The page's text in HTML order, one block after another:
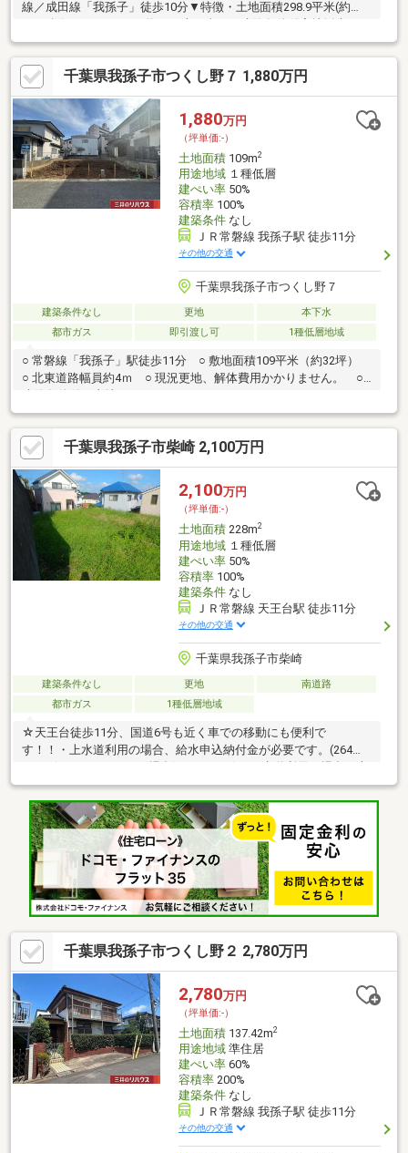
線／成田線「我孫子」徒歩10分▼特徴・土地面積298.9平米(約
ありません・お好きなハウスメーカー・工務店等で建築可能・現
況古家有、詳細はお問い合わせください・都市ガス対応▼周辺環
境・イトーヨーカドー我孫子南口店 徒歩9分(約660m)・我孫子市
立我孫子第一小学校 徒歩9分(約670m)・手賀沼公園 徒歩4分(約
250m)■ ご希望の住まい探しをお手伝いします ━━━━━・・・
物件の詳細・ご相談はお気軽にお問い合わせください。
千葉県我孫子市つくし野７ 1,880万円
1,880万円
（坪単価:-）
土地面積109m2
用途地域１種低層
建ぺい率50%
容積率100%
建築条件なし
ＪＲ常磐線 我孫子駅 徒歩11分
その他の交通
千葉県我孫子市つくし野７
建築条件なし 更地
本下水
都市ガス
即引渡し可 1種低層地域
○ 常磐線「我孫子」駅徒歩11分 ○ 敷地面積109平米（約32坪）
○ 北東道路幅員約4ｍ ○ 現況更地、解体費用かかりません。 ○
ン ━━━━━━━・・・ 〇あびこショッピングプラ
ザ 約700ｍ 〇東武ストア我孫子
店 約850ｍ 〇セブンイレブン我孫子並木五
丁目店 約240ｍ 〇我孫子駅前郵便局
約790ｍ 〇つくし野行政サービスセンター 約880ｍ 〇
我孫子市立並木小学校 約580ｍ 〇我孫子市立
久寺家中学校 約1600ｍ
千葉県我孫子市柴崎 2,100万円
2,100万円
（坪単価:-）
土地面積228m2
用途地域１種低層
建ぺい率50%
容積率100%
建築条件なし
ＪＲ常磐線 天王台駅 徒歩11分
その他の交通
千葉県我孫子市柴崎
建築条件なし 更地
南道路
都市ガス
1種低層地域
☆天王台徒歩11分、国道6号も近く車での移動にも便利で
す！！・上水道利用の場合、給水申込納付金が必要です。(264，
000円(20mmメーターの場合)+7，500円)・下水道利用の場合、本
管延長工事が必要です。
千葉県我孫子市つくし野２ 2,780万円
2,780万円
（坪単価:-）
土地面積137.42m2
用途地域準住居
建ぺい率60%
容積率200%
建築条件なし
ＪＲ常磐線 我孫子駅 徒歩11分
その他の交通